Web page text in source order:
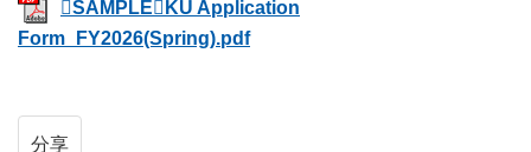
SAMPLEKU Application
Form_FY2026(Spring).pdf
分享